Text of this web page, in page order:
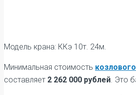
Модель крана: ККэ 10т. 24м.
Минимальная стоимость
составляет 2 262 000 рублей. Это